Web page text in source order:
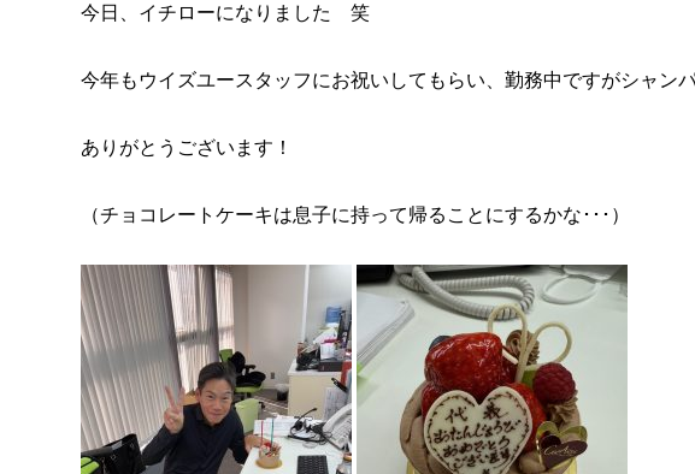
今日、イチローになりました 笑
今年もウイズユースタッフにお祝いしてもらい、勤務中ですがシャン
ありがとうございます！
（チョコレートケーキは息子に持って帰ることにするかな･･･）